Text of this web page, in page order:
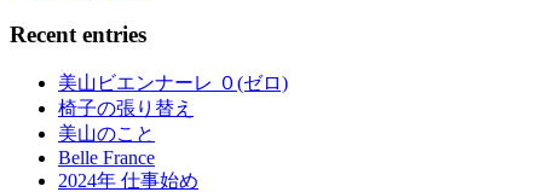
Recent entries
美山ビエンナーレ ０(ゼロ)
椅子の張り替え
美山のこと
Belle France
2024年 仕事始め